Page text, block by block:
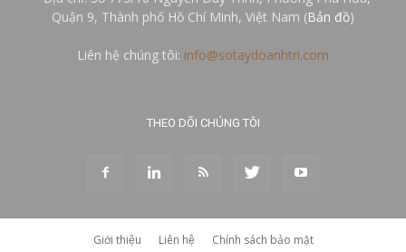
Quận 9, Thành phố Hồ Chí Minh, Việt Nam (Bản đồ)
Liên hệ chúng tôi: info@sotaydoanhtri.com
THEO DÕI CHÚNG TÔI
Giới thiệu Liên hệ Chính sách bảo mật